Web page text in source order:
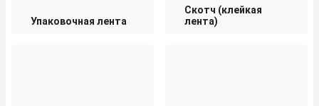
Упаковочная лента
Скотч (клейкая
лента)